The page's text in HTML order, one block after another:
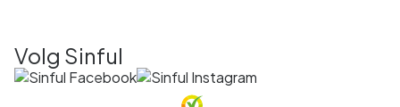
Volg Sinful